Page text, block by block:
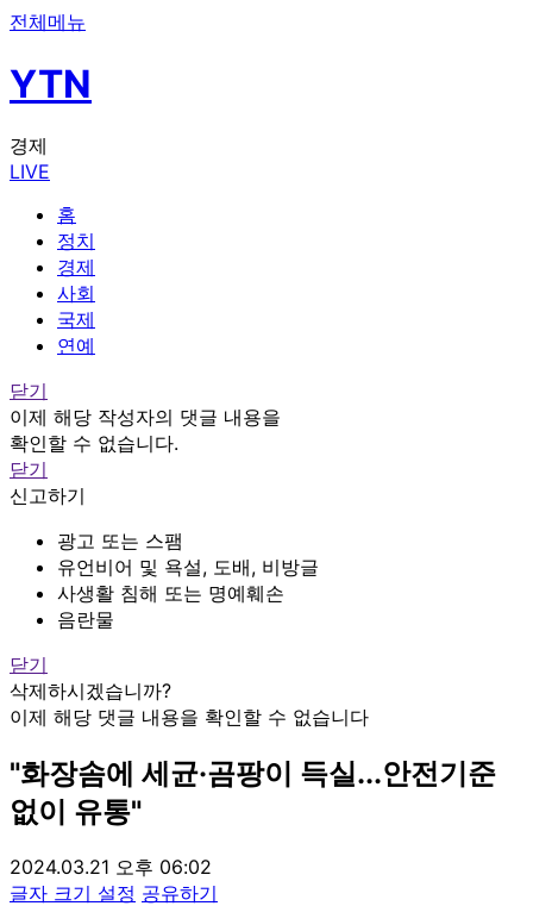
전체메뉴
YTN
경제
LIVE
홈
정치
경제
사회
국제
연예
닫기
이제 해당 작성자의 댓글 내용을
확인할 수 없습니다.
닫기
신고하기
광고 또는 스팸
유언비어 및 욕설, 도배, 비방글
사생활 침해 또는 명예훼손
음란물
닫기
삭제하시겠습니까?
이제 해당 댓글 내용을 확인할 수 없습니다
"화장솜에 세균·곰팡이 득실...안전기준
없이 유통"
2024.03.21 오후 06:02
글자 크기 설정 공유하기